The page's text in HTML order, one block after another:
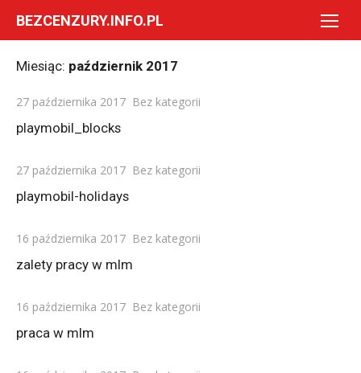
BEZCENZURY.INFO.PL
Miesiąc: październik 2017
Posted
on
27 października 2017 Bez kategorii
playmobil_blocks
Posted
on
27 października 2017 Bez kategorii
playmobil-holidays
Posted
16 października 2017 Bez kategorii
zalety pracy w mlm
Posted
16 października 2017 Bez kategorii
praca w mlm